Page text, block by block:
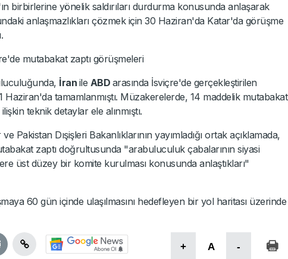
birbirlerine yönelik saldırıları durdurma konusunda anlaşarak
anlaşmazlıkları çözmek için 30 Haziran'da Katar'da görüşme
mutabakat zaptı görüşmeleri
İran ile ABD arasında İsviçre'de gerçekleştirilen
tamamlanmıştı. Müzakerelerde, 14 maddelik mutabakat
teknik detaylar ele alınmıştı.
Pakistan Dışişleri Bakanlıklarının yayımladığı ortak açıklamada,
zaptı doğrultusunda "arabuluculuk çabalarının siyasi
üst düzey bir komite kurulması konusunda anlaştıkları"
60 gün içinde ulaşılmasını hedefleyen bir yol haritası üzerinde
+ A -